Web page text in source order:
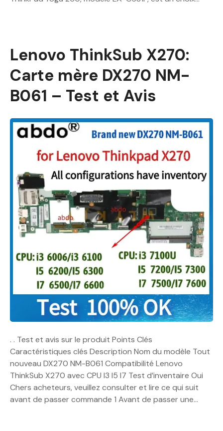
Lenovo ThinkSub X270:
Carte mère DX270 NM-
B061 – Test et Avis
. . Test et avis sur le produit Points Clés
Caractéristiques clés Description Nom du modèle Tout
nouveau DX270 NM-B061 Compatibilité Lenovo
ThinkSub X270 avec CPU I3 I5 I7 Test d’inventaire Oui
Chers acheteurs, veuillez consulter et lire ce qui suit
avant de passer commande 1 Avant de passer une…